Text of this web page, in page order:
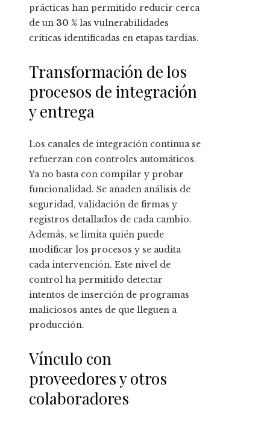
prácticas han permitido reducir cerca
de un 30 % las vulnerabilidades
críticas identificadas en etapas tardías.
Transformación de los
procesos de integración
y entrega
Los canales de integración continua se
refuerzan con controles automáticos.
Ya no basta con compilar y probar
funcionalidad. Se añaden análisis de
seguridad, validación de firmas y
registros detallados de cada cambio.
Además, se limita quién puede
modificar los procesos y se audita
cada intervención. Este nivel de
control ha permitido detectar
intentos de inserción de programas
maliciosos antes de que lleguen a
producción.
Vínculo con
proveedores y otros
colaboradores